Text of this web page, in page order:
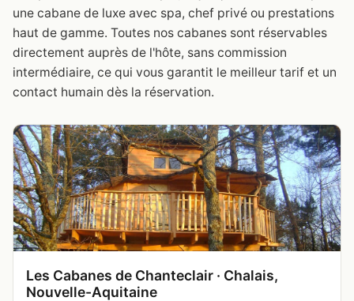
une cabane de luxe avec spa, chef privé ou prestations
haut de gamme. Toutes nos cabanes sont réservables
directement auprès de l'hôte, sans commission
intermédiaire, ce qui vous garantit le meilleur tarif et un
contact humain dès la réservation.
Les Cabanes de Chanteclair · Chalais,
Nouvelle-Aquitaine